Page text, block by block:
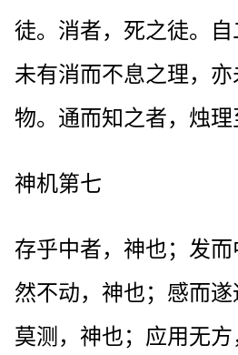
徒。消者，死之徒。自
未有消而不息之理，
物。通而知之者，烛理
神机第七
存乎中者，神也；发
然不动，神也；感而
莫测，神也；应用无